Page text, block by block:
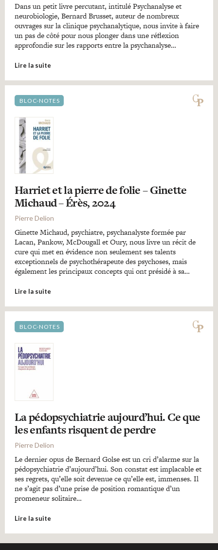
Dans un petit livre percutant, intitulé Psychanalyse et
neurobiologie, Bernard Brusset, auteur de nombreux
ouvrages sur la clinique psychanalytique, nous invite à faire
un pas de côté pour nous plonger dans une réflexion
approfondie sur les rapports entre la psychanalyse…
Lire la suite
BLOC-NOTES
Harriet et la pierre de folie – Ginette
Michaud – Érès, 2024
Pierre Delion
Ginette Michaud, psychiatre, psychanalyste formée par
Lacan, Pankow, McDougall et Oury, nous livre un récit de
cure qui met en évidence non seulement ses talents
exceptionnels de psychothérapeute des psychoses, mais
également les principaux concepts qui ont présidé à sa…
Lire la suite
BLOC-NOTES
La pédopsychiatrie aujourd’hui. Ce que
les enfants risquent de perdre
Pierre Delion
Le dernier opus de Bernard Golse est un cri d’alarme sur la
pédopsychiatrie d’aujourd’hui. Son constat est implacable et
ses regrets, qu’elle soit devenue ce qu’elle est, immenses. Il
ne s’agit pas d’une prise de position romantique d’un
promeneur solitaire…
Lire la suite